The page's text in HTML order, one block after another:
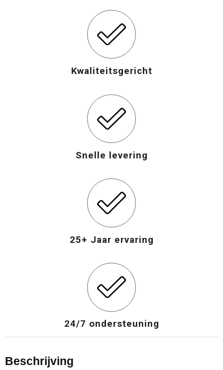
Kwaliteitsgericht
Snelle levering
25+ Jaar ervaring
24/7 ondersteuning
Beschrijving